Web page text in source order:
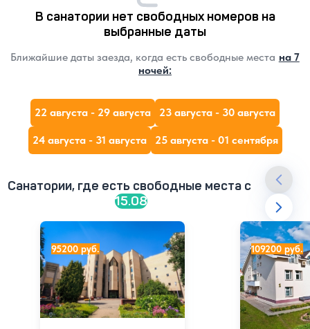
В санатории нет свободных номеров на
выбранные даты
Ближайшие даты заезда, когда есть свободные места на 7
ночей:
22 августа - 29 августа 23 августа - 30 августа
24 августа - 31 августа 25 августа - 01 сентября
Санатории, где есть свободные места c
15.08
Санаторий Введенское (ex. Звенигород)
95200 руб.
Санаторий
109200 руб.